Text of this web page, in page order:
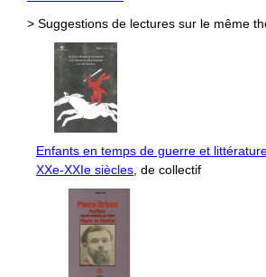
> Suggestions de lectures sur le même
Enfants en temps de guerre et
XXe-XXIe siècles , de collectif